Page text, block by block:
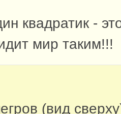
квадратик -
мир таким!!!
(вид